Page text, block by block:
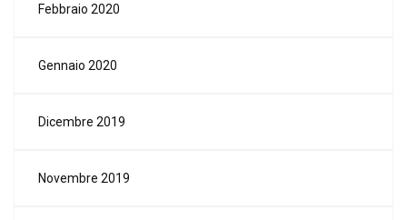
Febbraio 2020
Gennaio 2020
Dicembre 2019
Novembre 2019